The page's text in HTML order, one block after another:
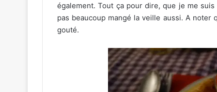
également. Tout ça pour dire, que je me
pas beaucoup mangé la veille aussi. A noter
gouté.